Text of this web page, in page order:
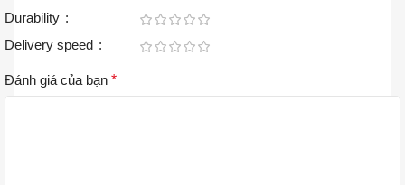
Durability
Delivery speed
Đánh giá của bạn *